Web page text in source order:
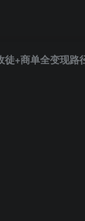
+商单全变现路